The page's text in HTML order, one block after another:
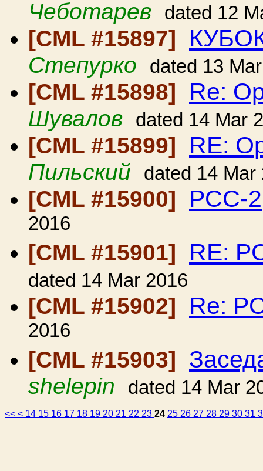
Чеботарев dated 12
[CML #15897]
Степурко dated 13
[CML #15898] Re:
Шувалов dated 14 Mar
[CML #15899] RE:
Пильский dated 14 Mar
[CML #15900] РСС-2
2016
[CML #15901]
RE:
dated 14 Mar 2016
[CML #15902] Re:
2016
[CML #15903]
shelepin dated 14 Mar
<< < 14 15 16 17 18 19 20 21 22 23 24 25 26 27 28 29 30 31